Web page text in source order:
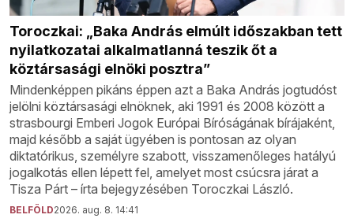
Toroczkai: „Baka András elmúlt időszakban tett
nyilatkozatai alkalmatlanná teszik őt a
köztársasági elnöki posztra”
Mindenképpen pikáns éppen azt a Baka András jogtudóst
jelölni köztársasági elnöknek, aki 1991 és 2008 között a
strasbourgi Emberi Jogok Európai Bíróságának bírájaként,
majd később a saját ügyében is pontosan az olyan
diktatórikus, személyre szabott, visszamenőleges hatályú
jogalkotás ellen lépett fel, amelyet most csúcsra járat a
Tisza Párt – írta bejegyzésében Toroczkai László.
BELFÖLD2026. aug. 8. 14:41